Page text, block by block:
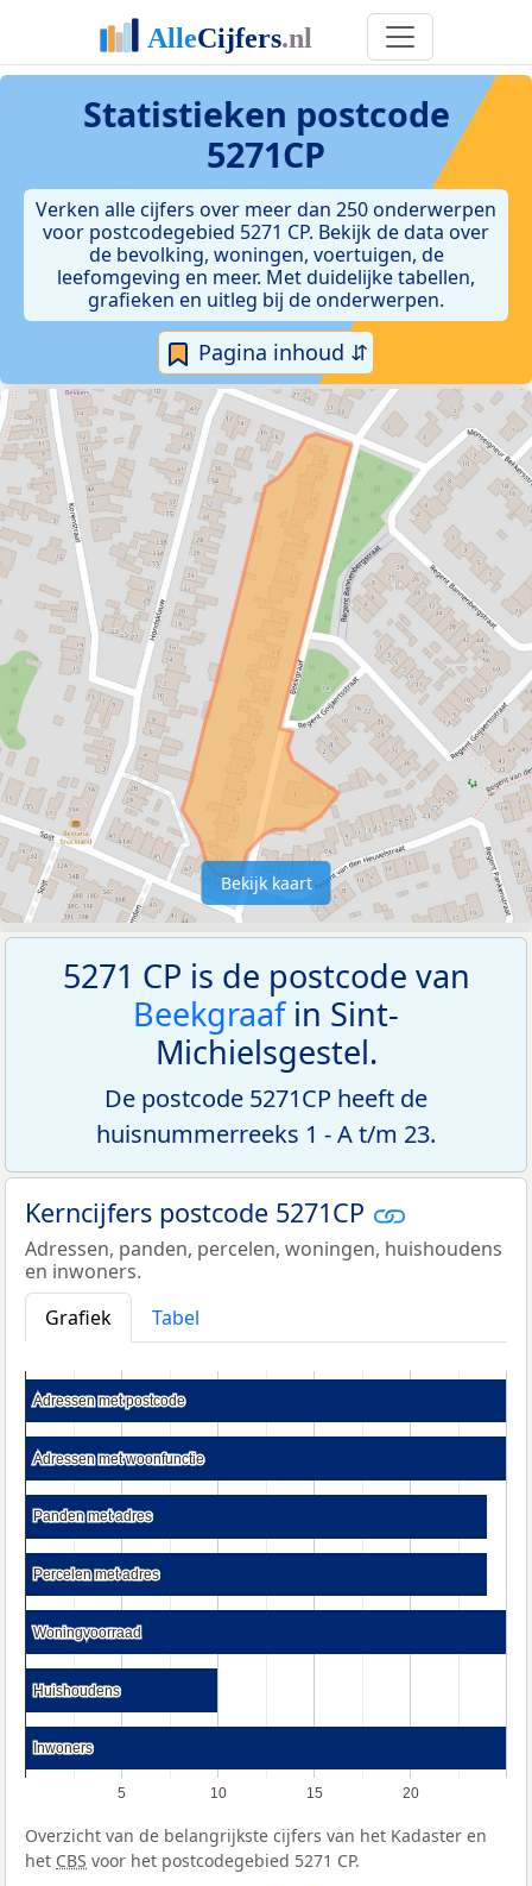
Statistieken postcode
5271CP
Verken alle cijfers over meer dan 250 onderwerpen
voor postcodegebied 5271 CP. Bekijk de data over
de bevolking, woningen, voertuigen, de
leefomgeving en meer. Met duidelijke tabellen,
grafieken en uitleg bij de onderwerpen.
Pagina inhoud ⇵
Bekijk kaart
5271 CP is de postcode van
Beekgraafin Sint-
Michielsgestel.
De postcode 5271CP heeft de
huisnummerreeks 1 - A t/m 23.
Kerncijfers postcode 5271CP
Adressen, panden, percelen, woningen, huishoudens
en inwoners.
Grafiek
Tabel
5 10 15 20
Adressen met postcode
Adressen met postcode
Adressen met woonfunctie
Adressen met woonfunctie
Panden met adres
Panden met adres
Percelen met adres
Percelen met adres
Woningvoorraad
Woningvoorraad
Huishoudens
Huishoudens
Inwoners
Inwoners
Overzicht van de belangrijkste cijfers van het Kadaster en
het CBS voor het postcodegebied 5271 CP.